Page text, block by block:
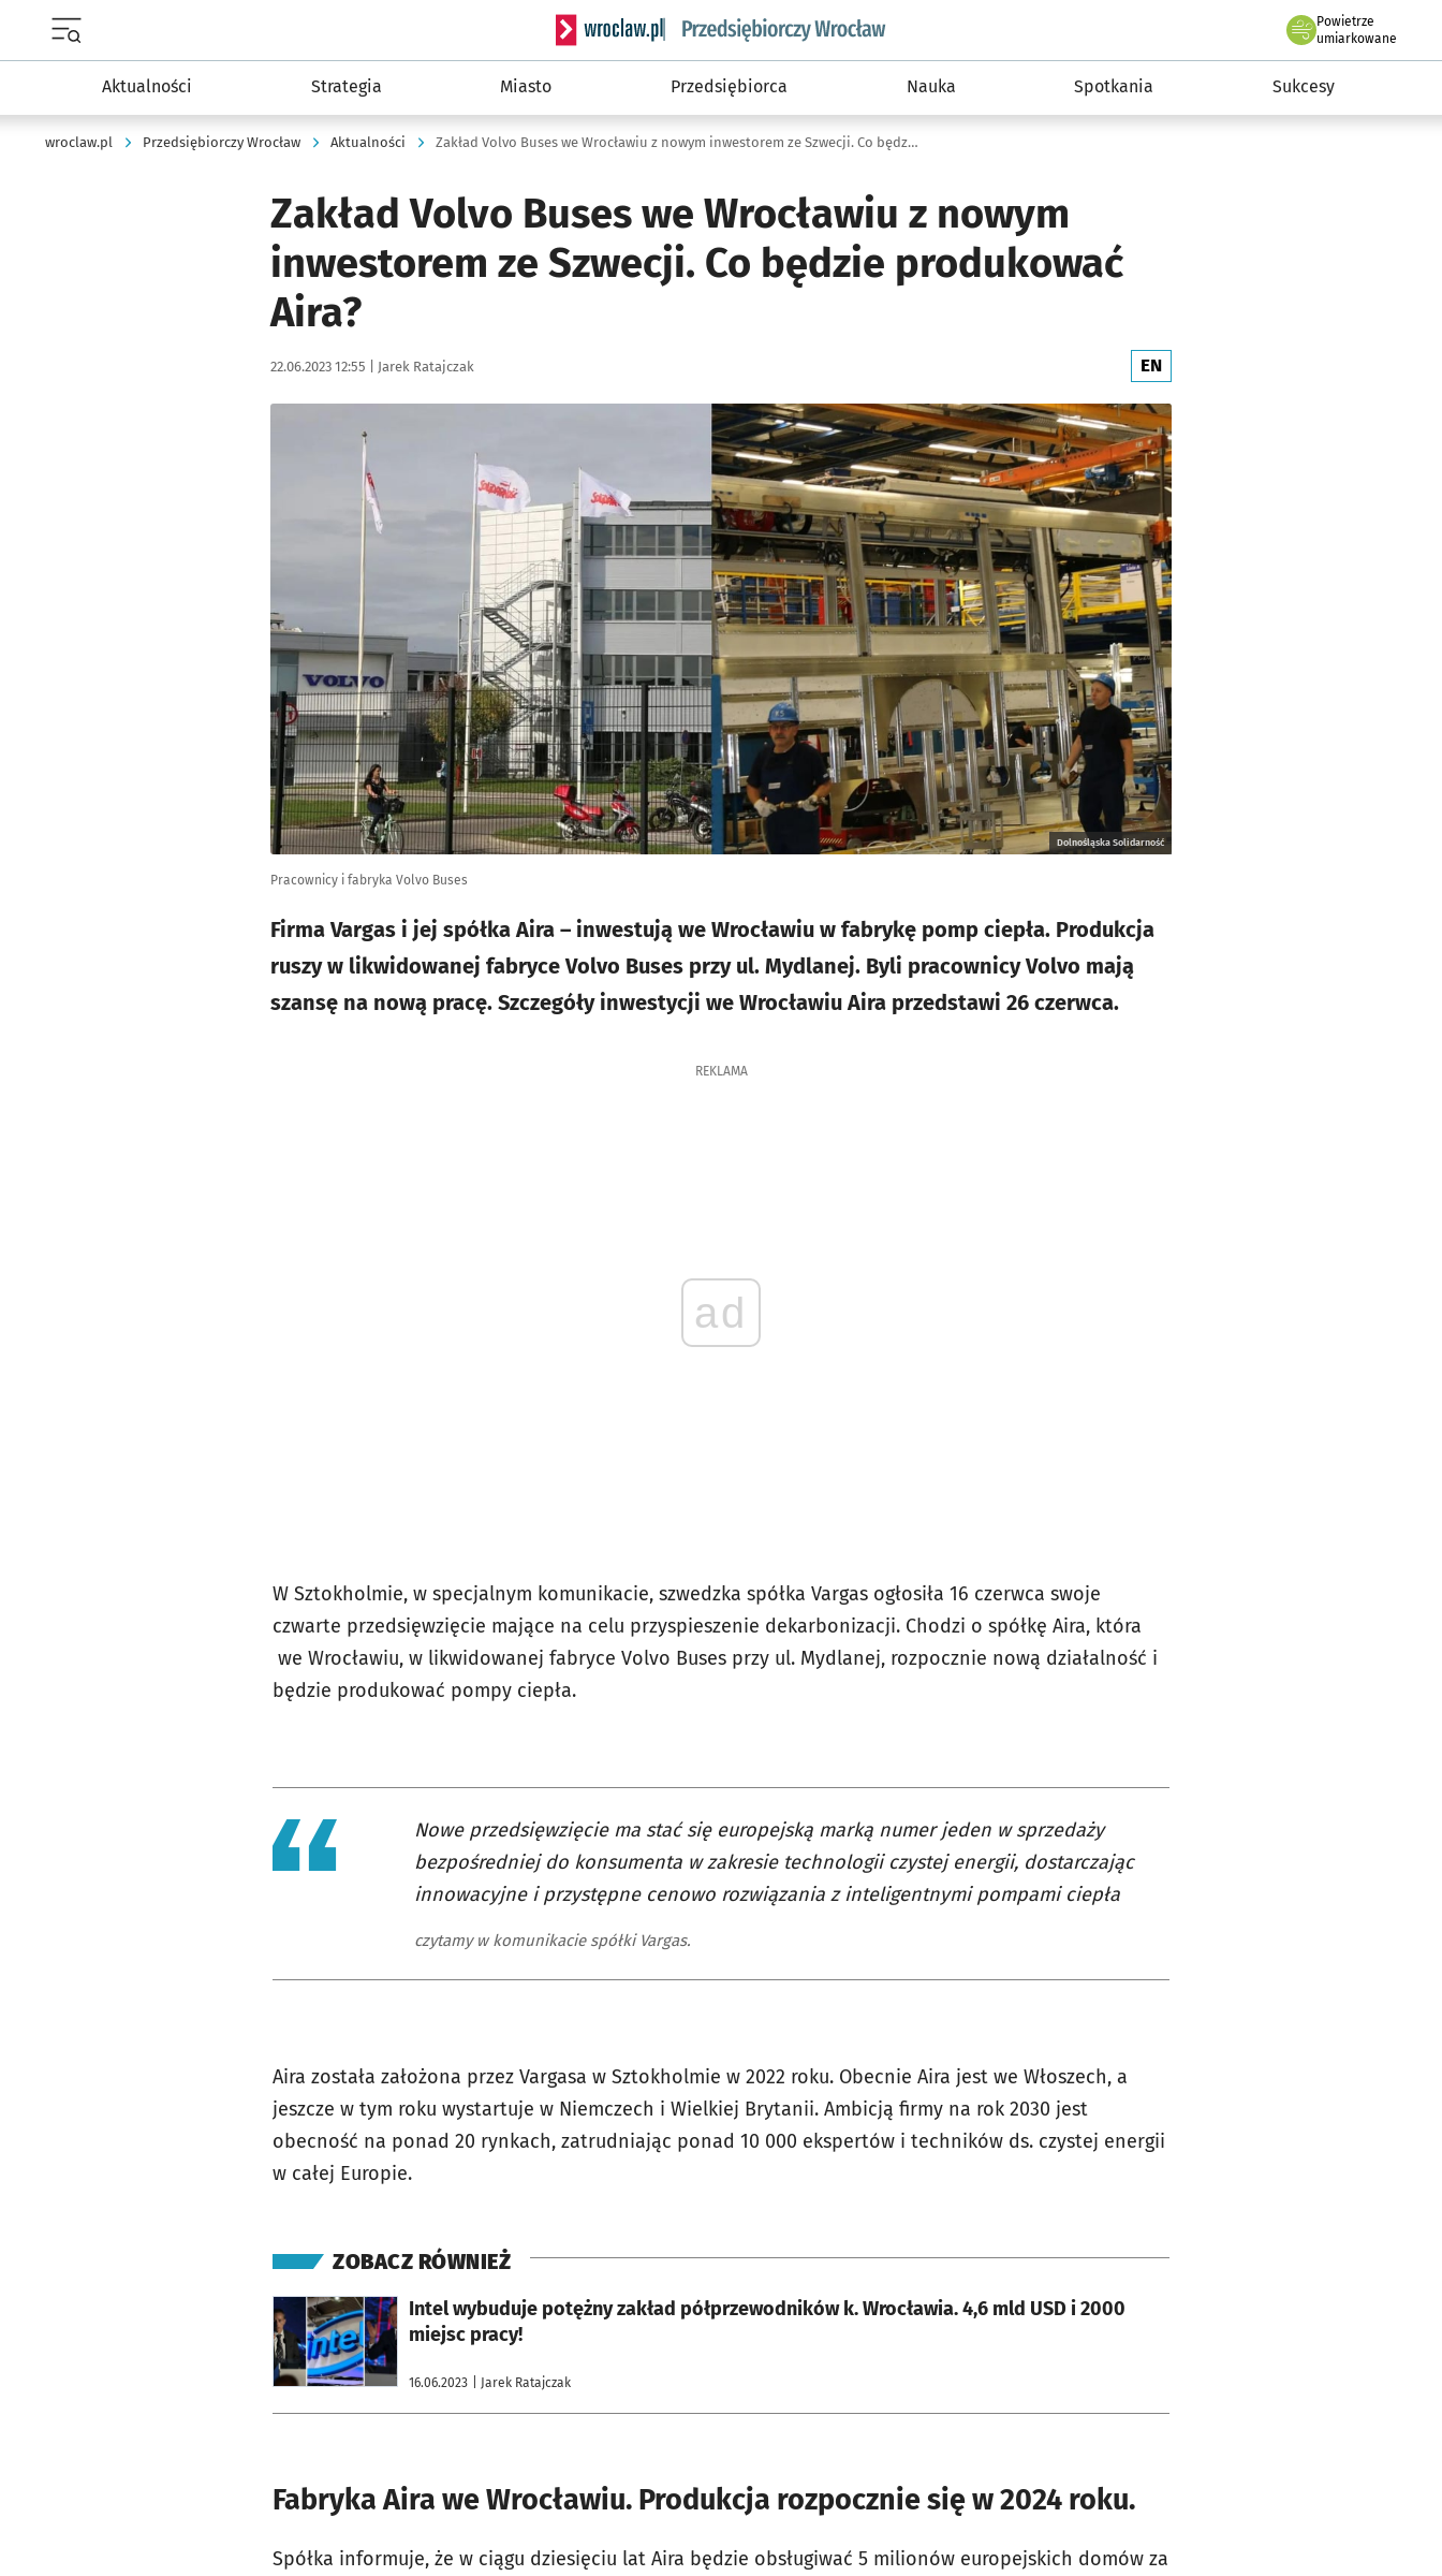
Serwis informacyjny wroclaw.pl podserwis: Strategia rozwoju przedsiębiorczości miasta Wrocławia
Powietrze
we Wrocławiu
umiarkowane
Aktualności Strategia Miasto Przedsiębiorca Nauka Spotkania Sukcesy
wroclaw.pl Przedsiębiorczy Wrocław Aktualności Zakład Volvo Buses we Wrocławiu z nowym inwestorem ze Szwecji. Co będzie produkować Aira?
Zakład Volvo Buses we Wrocławiu z nowym
inwestorem ze Szwecji. Co będzie produkować
Aira?
Data publikacji:
22.06.2023 12:55 | Autor:
Jarek Ratajczak EN
Dolnośląska Solidarność
Pracownicy i fabryka Volvo Buses
Firma Vargas i jej spółka Aira – inwestują we Wrocławiu w fabrykę pomp ciepła. Produkcja
ruszy w likwidowanej fabryce Volvo Buses przy ul. Mydlanej. Byli pracownicy Volvo mają
szansę na nową pracę. Szczegóły inwestycji we Wrocławiu Aira przedstawi 26 czerwca.
REKLAMA
ad
W Sztokholmie, w specjalnym komunikacie, szwedzka spółka Vargas ogłosiła 16 czerwca swoje
czwarte przedsięwzięcie mające na celu przyspieszenie dekarbonizacji. Chodzi o spółkę Aira, która
we Wrocławiu, w likwidowanej fabryce Volvo Buses przy ul. Mydlanej, rozpocznie nową działalność i
będzie produkować pompy ciepła.
Nowe przedsięwzięcie ma stać się europejską marką numer jeden w sprzedaży
bezpośredniej do konsumenta w zakresie technologii czystej energii, dostarczając
innowacyjne i przystępne cenowo rozwiązania z inteligentnymi pompami ciepła
czytamy w komunikacie spółki Vargas.
Aira została założona przez Vargasa w Sztokholmie w 2022 roku. Obecnie Aira jest we Włoszech, a
jeszcze w tym roku wystartuje w Niemczech i Wielkiej Brytanii. Ambicją firmy na rok 2030 jest
obecność na ponad 20 rynkach, zatrudniając ponad 10 000 ekspertów i techników ds. czystej energii
w całej Europie.
ZOBACZ RÓWNIEŻ
Intel wybuduje potężny zakład półprzewodników k. Wrocławia. 4,6 mld USD i 2000
miejsc pracy!
16.06.2023 | Jarek Ratajczak
otworzy się w nowej karcie
Fabryka Aira we Wrocławiu. Produkcja rozpocznie się w 2024 roku.
Spółka informuje, że w ciągu dziesięciu lat Aira będzie obsługiwać 5 milionów europejskich domów za